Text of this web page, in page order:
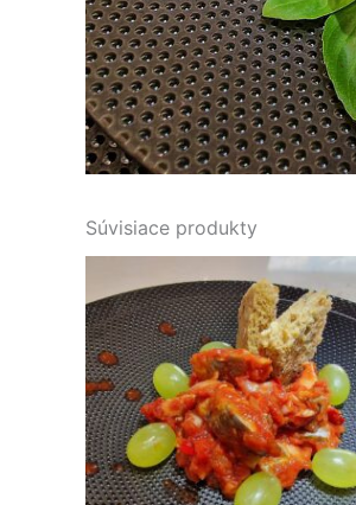
Súvisiace produkty